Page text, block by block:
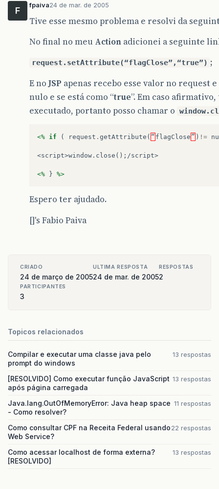
F
fpaiva24 de mar. de 2005
Tive esse mesmo problema e resolvi da
No final no meu Action adicionei a seguinte
request.setAttribute(“flagClose”,“true”) ;
E noJSP apenas recebo esse valor no request
nulo e se está como “true”. Em caso
executado, portanto posso chamar o
<% if ( request . getAttribute ( “ flagClose ” ) !=
<script>window.close();/script>
<% } %>
Espero ter ajudado.
[]'s Fabio Paiva
CRIADO
24 de março de 2005
ULTIMA RESPOSTA
24 de mar. de 2005
RESPOSTAS
2
PARTICIPANTES
3
Topicos relacionados
Compilar e executar uma classe java pelo
prompt do windows
13 respostas
[RESOLVIDO] Como executar função JavaScript
após página carregada
13 respostas
Java.lang.OutOfMemoryError: Java heap space
- Como resolver?
11 respostas
Como consultar CPF na Receita Federal usando
Web Service?
22 respostas
Como acessar localhost de forma externa?
[RESOLVIDO]
13 respostas